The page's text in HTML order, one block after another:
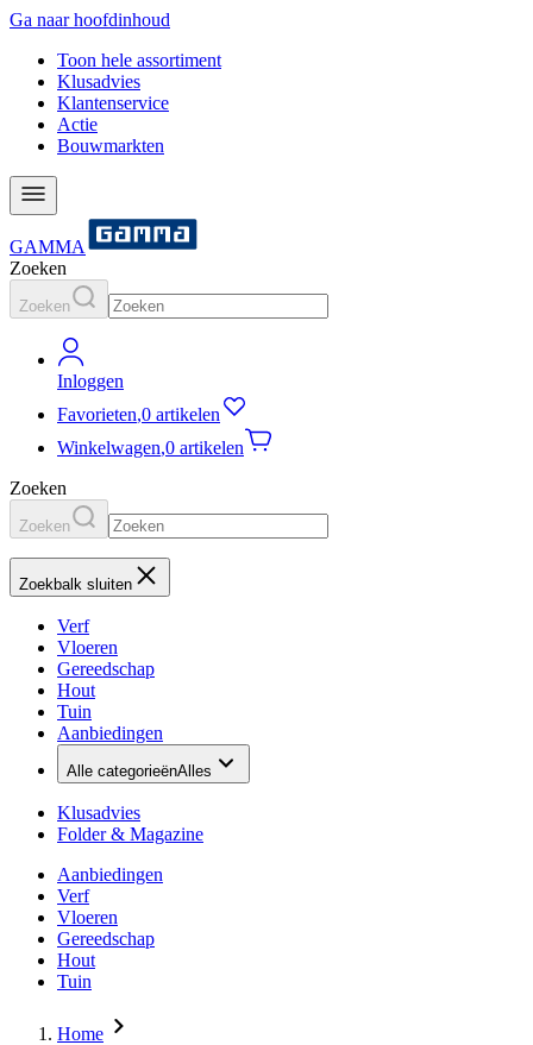
Ga naar hoofdinhoud
Toon hele assortiment
Klusadvies
Klantenservice
Actie
Bouwmarkten
GAMMA
Zoeken
Zoeken
Inloggen
Favorieten,0 artikelen
Winkelwagen,0 artikelen
Zoeken
Zoeken
Zoekbalk sluiten
Verf
Vloeren
Gereedschap
Hout
Tuin
Aanbiedingen
Alle categorieënAlles
Klusadvies
Folder & Magazine
Aanbiedingen
Verf
Vloeren
Gereedschap
Hout
Tuin
Home